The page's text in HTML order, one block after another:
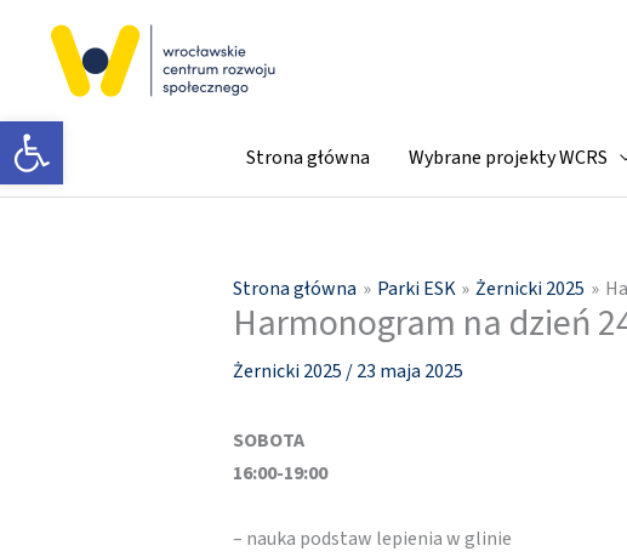
Otwórz pasek narzędzi Strona główna Wybrane projekty WCRS
Strona główna Parki ESK Żernicki 2025
Harmonogram na dzień
Żernicki 2025 /23 maja 2025
SOBOTA
16:00-19:00
– nauka podstaw lepienia w glinie